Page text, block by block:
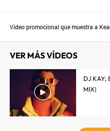
Video promocional que muestra a
VER MÁS VÍDEOS
DJ KAY;
MIX)